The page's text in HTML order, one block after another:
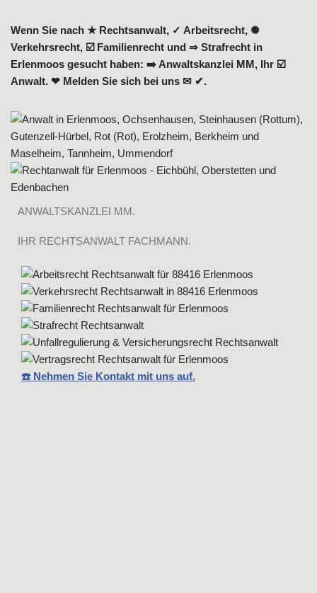
Wenn Sie nach ★ Rechtsanwalt, ✓ Arbeitsrecht, ✺
Verkehrsrecht, ☑️ Familienrecht und ⇒ Strafrecht in
Erlenmoos gesucht haben: ➡️ Anwaltskanzlei MM, Ihr ☑️
Anwalt. ❤ Melden Sie sich bei uns ✉ ✔.
ANWALTSKANZLEI MM.
IHR RECHTSANWALT FACHMANN.
☎️ Nehmen Sie Kontakt mit uns auf.